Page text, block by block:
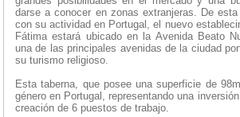
darse a conocer en zonas extranjeras. De
con su actividad en Portugal, el nuevo
Fátima estará ubicado en la Avenida Beato
una de las principales avenidas de la ciudad
su turismo religioso.
Esta taberna, que posee una superficie de
género en Portugal, representando una
creación de 6 puestos de trabajo.